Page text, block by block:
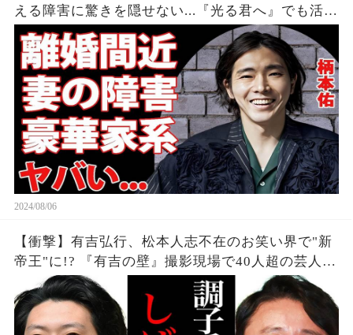
える障害に驚きを隠せない...『光る君へ』でも活躍
する俳優のヤバすぎる家系に言葉を失う...
2024/08/06
【衝撃】有吉弘行、松本人志不在のお笑い界で"新
帝王"に!? 『有吉の壁』撮影現場で40人超の芸人集
結、吉本タレントも続々"有吉軍団"入り。業界の勢
力図が大きく変化、その実態とは...？